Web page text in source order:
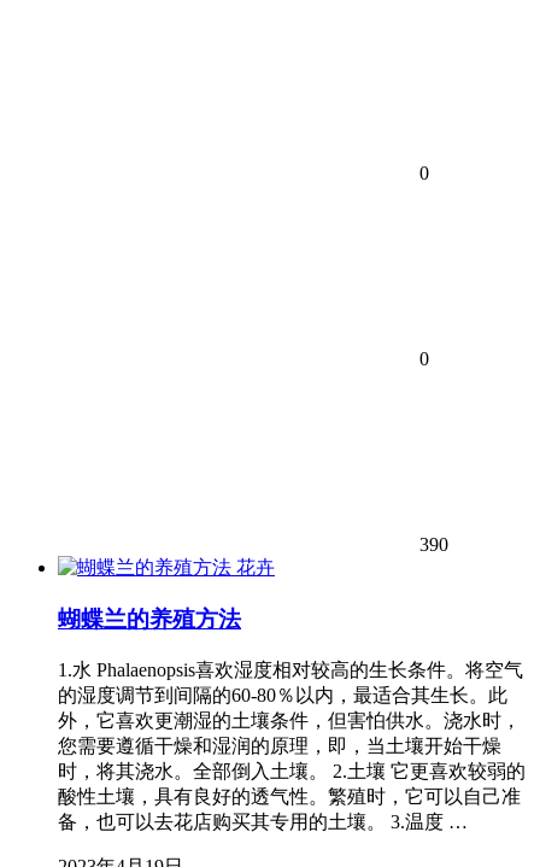
0
0
390
花卉
蝴蝶兰的养殖方法
1.水 Phalaenopsis喜欢湿度相对较高的生长条件。将空气
的湿度调节到间隔的60-80％以内，最适合其生长。此
外，它喜欢更潮湿的土壤条件，但害怕供水。浇水时，
您需要遵循干燥和湿润的原理，即，当土壤开始干燥
时，将其浇水。全部倒入土壤。 2.土壤 它更喜欢较弱的
酸性土壤，具有良好的透气性。繁殖时，它可以自己准
备，也可以去花店购买其专用的土壤。 3.温度 …